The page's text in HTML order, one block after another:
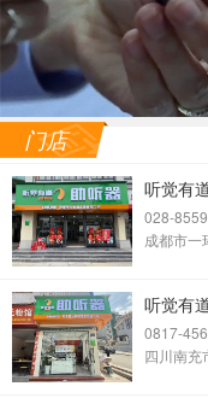
门店
听觉有
028-
成都市一
听觉有
0817-
四川南充